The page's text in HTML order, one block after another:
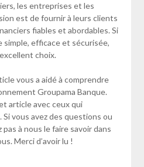
les entreprises et les
est de fournir à leurs clients
fiables et abordables. Si
simple, efficace et sécurisée,
choix.
vous a aidé à comprendre
Groupama Banque.
article avec ceux qui
vous avez des questions ou
à nous le faire savoir dans
Merci d’avoir lu !